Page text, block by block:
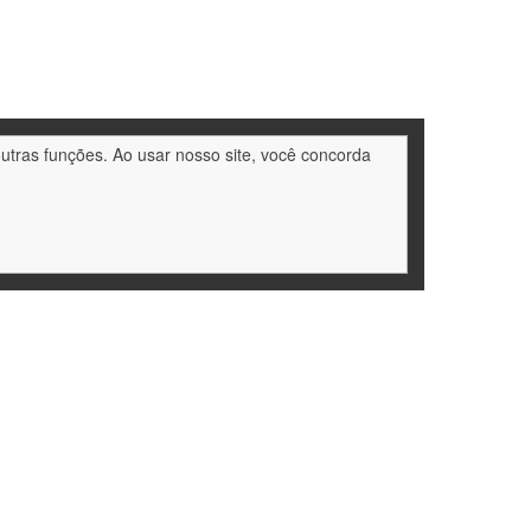
funções. Ao usar nosso site, você concorda